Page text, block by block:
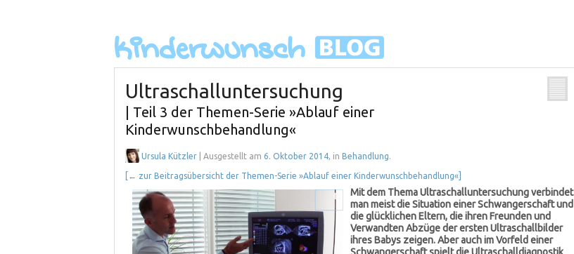
Ultraschalluntersuchung
| Teil 3 der Themen-Serie »Ablauf einer
Kinderwunschbehandlung«
Ursula Kützler | Ausgestellt am 6. Oktober 2014, in Behandlung.
[← zur Beitragsübersicht der Themen-Serie »Ablauf einer Kinderwunschbehandlung«]
Mit dem Thema Ultraschalluntersuchung verbindet
man meist die Situation einer Schwangerschaft und
die glücklichen Eltern, die ihren Freunden und
Verwandten Abzüge der ersten Ultraschallbilder
ihres Babys zeigen. Aber auch im Vorfeld einer